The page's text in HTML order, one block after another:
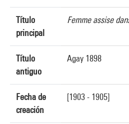
Título
principal
Femme assise
Título
antiguo
Agay 1898
Fecha de
creación
[1903 - 1905]